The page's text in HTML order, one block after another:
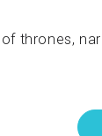
thrones,